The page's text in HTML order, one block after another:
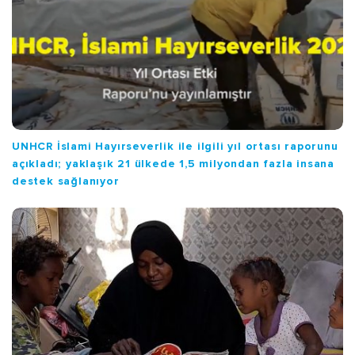
UNHCR İslami Hayırseverlik ile ilgili yıl ortası raporunu
açıkladı; yaklaşık 21 ülkede 1,5 milyondan fazla insana
destek sağlanıyor